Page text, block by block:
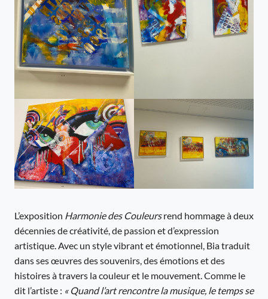
L’exposition Harmonie des Couleursrend hommage à deux
décennies de créativité, de passion et d’expression
artistique. Avec un style vibrant et émotionnel, Bia traduit
dans ses œuvres des souvenirs, des émotions et des
histoires à travers la couleur et le mouvement. Comme le
dit l’artiste : « Quand l’art rencontre la musique, le temps se